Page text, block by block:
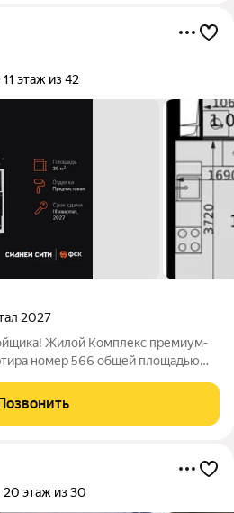
11 этаж из 42
2027
Жилой Комплекс премиум-
номер 566 общей площадью
- максимальная
-
20 этаж из 30